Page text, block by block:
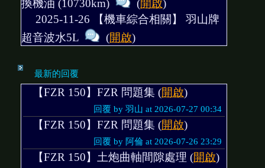
換機油 (10730km)
(開啟)
2025-11-26 【機車綜合相關】 羽山牌
超音波水5L
(開啟)
最新的回覆
【FZR 150】FZR 問題集 (開啟)
回覆 by 羽山 at 2026-07-27 00:34
【FZR 150】FZR 問題集 (開啟)
回覆 by 阿倫 at 2026-07-26 23:29
【FZR 150】土炮曲軸間隙處理 (開啟)